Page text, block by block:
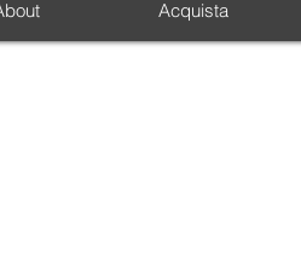
Acquista